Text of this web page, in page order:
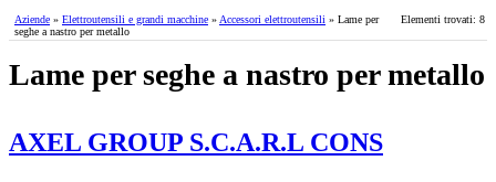
Elementi trovati: 8
Aziende » Elettroutensili e grandi macchine » Accessori elettroutensili » Lame per
seghe a nastro per metallo
Lame per seghe a nastro per metallo
AXEL GROUP S.C.A.R.L CONS